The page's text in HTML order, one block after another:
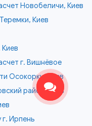
Новобеличи, Киев
Киев
г. Вишнёвое
Осокорки, Киев
район, Киев
Ирпень